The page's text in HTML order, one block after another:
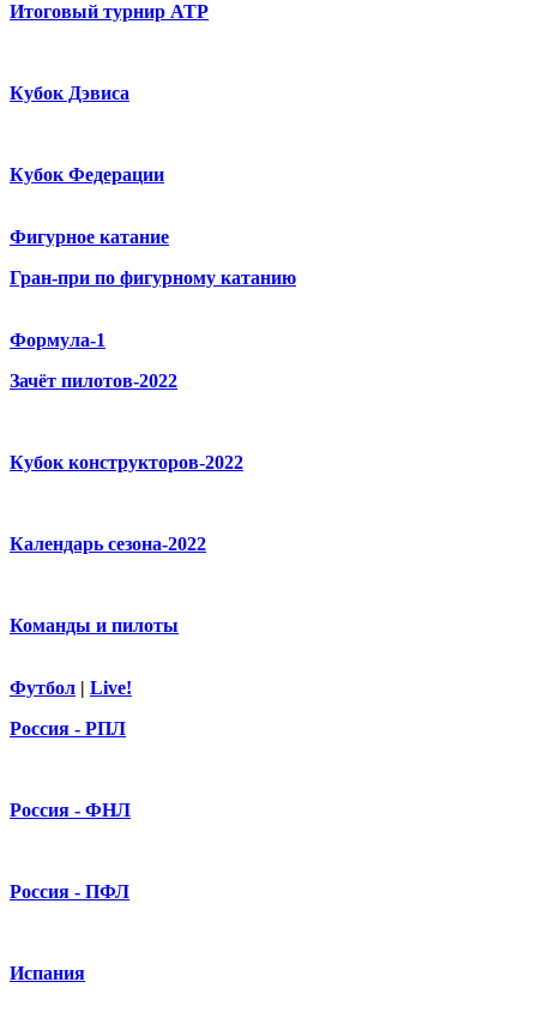
Итоговый турнир ATP
Кубок Дэвиса
Кубок Федерации
Фигурное катание
Гран-при по фигурному катанию
Формула-1
Зачёт пилотов-2022
Кубок конструкторов-2022
Календарь сезона-2022
Команды и пилоты
Футбол | Live!
Россия - РПЛ
Россия - ФНЛ
Россия - ПФЛ
Испания